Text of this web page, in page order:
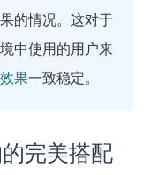
的情况。这对于
中使用的用户来
果一致稳定。
完美搭配